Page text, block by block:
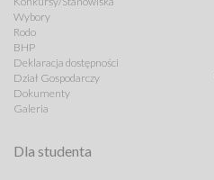
Wybory
Rodo
BHP
Deklaracja dostępności
Dział Gospodarczy
Dokumenty
Galeria
Dla studenta